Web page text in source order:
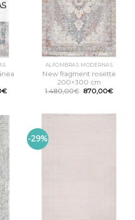
€El
1.150,00€.
ALFOMBRAS MODERNAS
New fragment rosette
200×300 cm
1.480,00€ El
precio
1.480,00€.
870,00€El
-29%